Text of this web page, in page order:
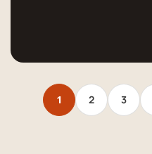
1 2 3